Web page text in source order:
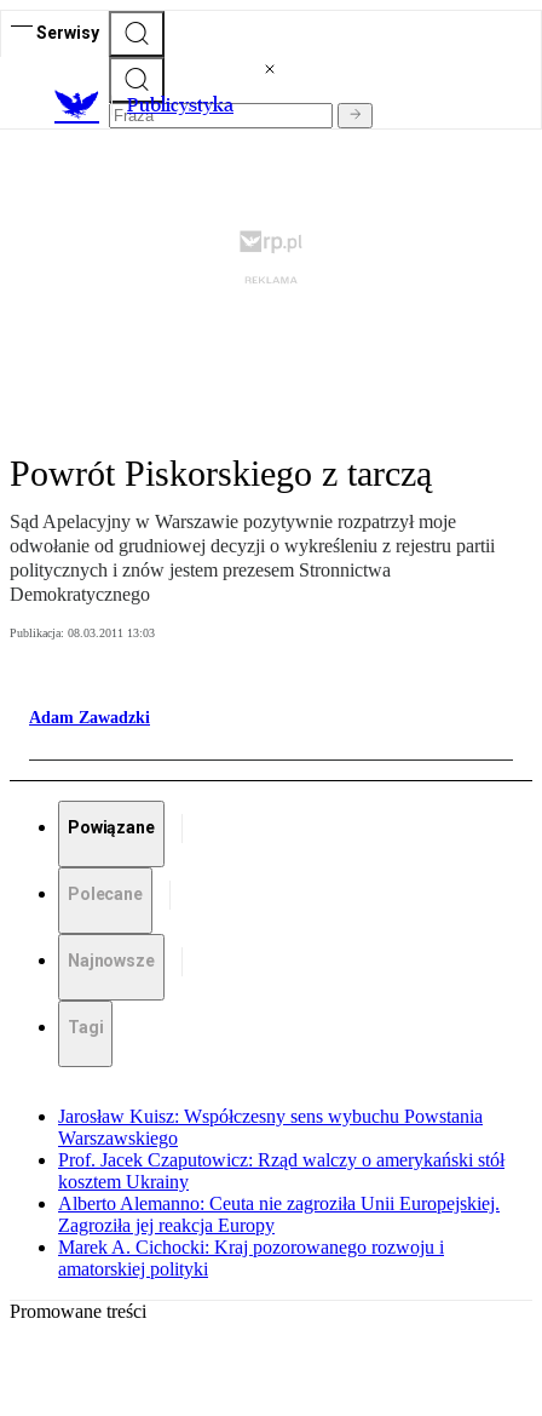
Serwisy
Publicystyka
Powrót Piskorskiego z tarczą
Sąd Apelacyjny w Warszawie pozytywnie rozpatrzył moje
odwołanie od grudniowej decyzji o wykreśleniu z rejestru partii
politycznych i znów jestem prezesem Stronnictwa
Demokratycznego
Publikacja: 08.03.2011 13:03
Adam Zawadzki
Powiązane
Polecane
Najnowsze
Tagi
Jarosław Kuisz: Współczesny sens wybuchu Powstania
Warszawskiego
Prof. Jacek Czaputowicz: Rząd walczy o amerykański stół
kosztem Ukrainy
Alberto Alemanno: Ceuta nie zagroziła Unii Europejskiej.
Zagroziła jej reakcja Europy
Marek A. Cichocki: Kraj pozorowanego rozwoju i
amatorskiej polityki
Promowane treści